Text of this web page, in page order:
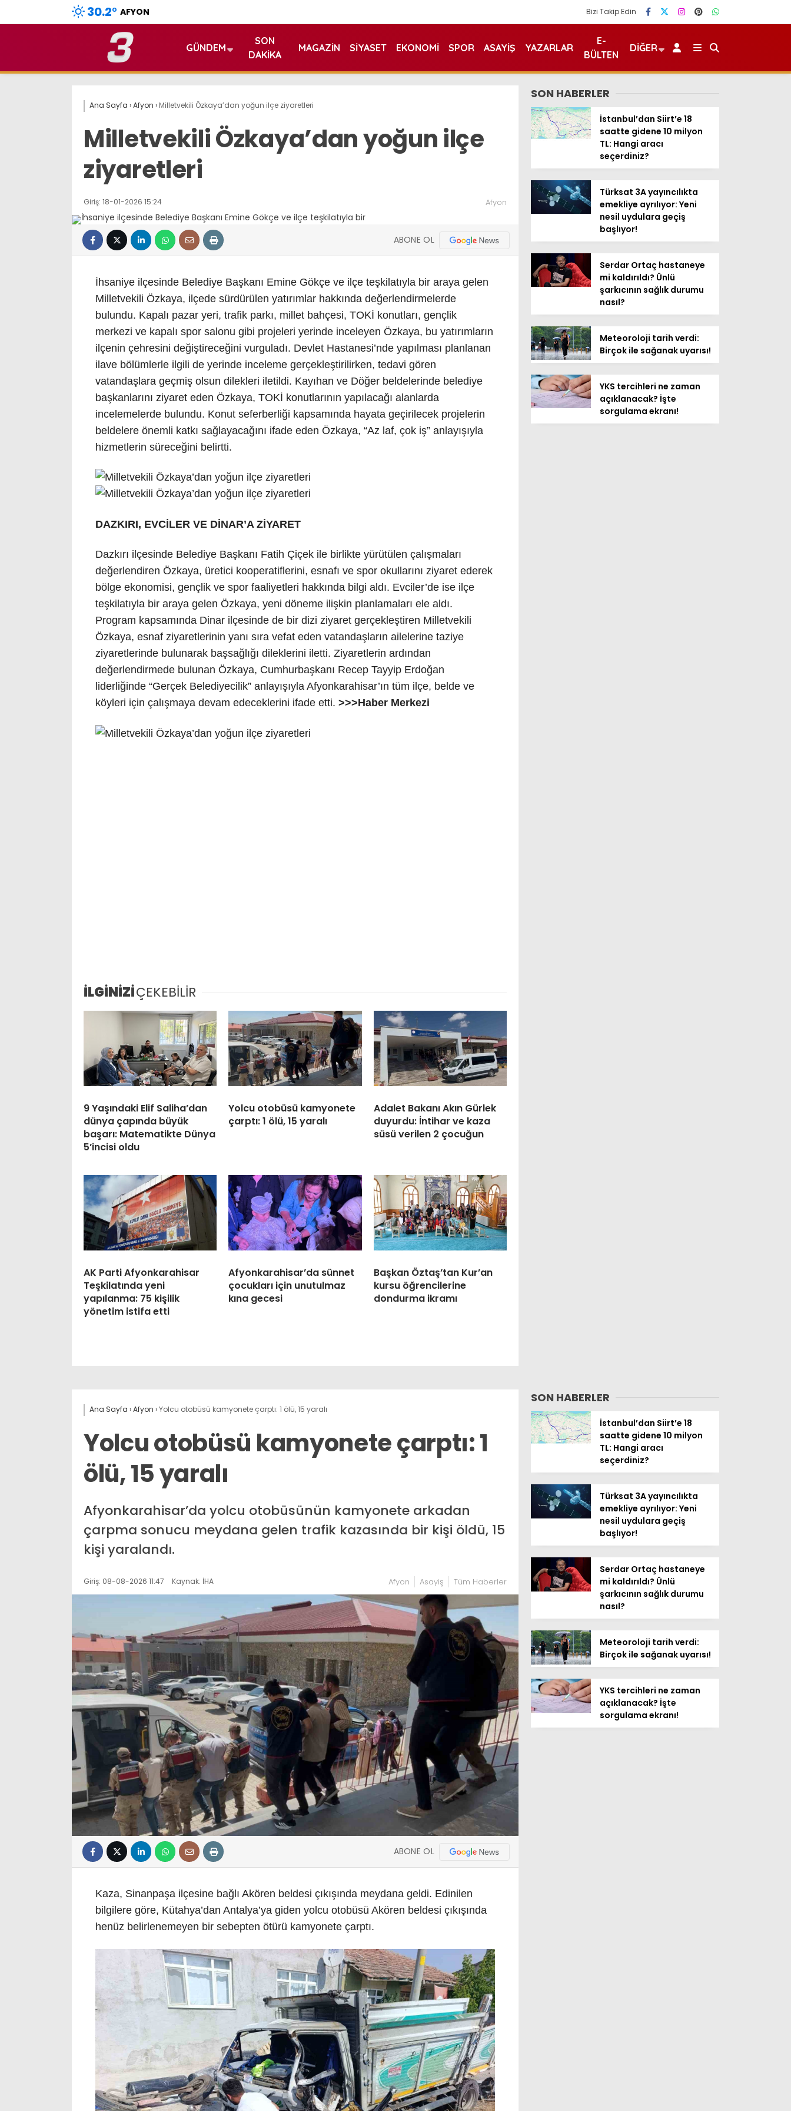
30.2° AFYON Bizi Takip Edin
GÜNDEM
SON
DAKIKA
MAGAZIN SIYASET EKONOMI SPOR ASAYIŞ YAZARLAR
E-
BÜLTEN
DIĞER
Ana Sayfa ›Afyon › Milletvekili Özkaya’dan yoğun ilçe ziyaretleri
Milletvekili Özkaya’dan yoğun ilçe
ziyaretleri
Giriş: 18-01-2026 15:24 Afyon
ABONE OL
İhsaniye ilçesinde Belediye Başkanı Emine Gökçe ve ilçe teşkilatıyla bir araya gelen
Milletvekili Özkaya, ilçede sürdürülen yatırımlar hakkında değerlendirmelerde
bulundu. Kapalı pazar yeri, trafik parkı, millet bahçesi, TOKİ konutları, gençlik
merkezi ve kapalı spor salonu gibi projeleri yerinde inceleyen Özkaya, bu yatırımların
ilçenin çehresini değiştireceğini vurguladı. Devlet Hastanesi’nde yapılması planlanan
ilave bölümlerle ilgili de yerinde inceleme gerçekleştirilirken, tedavi gören
vatandaşlara geçmiş olsun dilekleri iletildi. Kayıhan ve Döğer beldelerinde belediye
başkanlarını ziyaret eden Özkaya, TOKİ konutlarının yapılacağı alanlarda
incelemelerde bulundu. Konut seferberliği kapsamında hayata geçirilecek projelerin
beldelere önemli katkı sağlayacağını ifade eden Özkaya, “Az laf, çok iş” anlayışıyla
hizmetlerin süreceğini belirtti.
DAZKIRI, EVCİLER VE DİNAR’A ZİYARET
Dazkırı ilçesinde Belediye Başkanı Fatih Çiçek ile birlikte yürütülen çalışmaları
değerlendiren Özkaya, üretici kooperatiflerini, esnafı ve spor okullarını ziyaret ederek
bölge ekonomisi, gençlik ve spor faaliyetleri hakkında bilgi aldı. Evciler’de ise ilçe
teşkilatıyla bir araya gelen Özkaya, yeni döneme ilişkin planlamaları ele aldı.
Program kapsamında Dinar ilçesinde de bir dizi ziyaret gerçekleştiren Milletvekili
Özkaya, esnaf ziyaretlerinin yanı sıra vefat eden vatandaşların ailelerine taziye
ziyaretlerinde bulunarak başsağlığı dileklerini iletti. Ziyaretlerin ardından
değerlendirmede bulunan Özkaya, Cumhurbaşkanı Recep Tayyip Erdoğan
liderliğinde “Gerçek Belediyecilik” anlayışıyla Afyonkarahisar’ın tüm ilçe, belde ve
köyleri için çalışmaya devam edeceklerini ifade etti. >>>Haber Merkezi
İLGİNİZİÇEKEBİLİR
9 Yaşındaki Elif Saliha’dan
dünya çapında büyük
başarı: Matematikte Dünya
5’incisi oldu
Yolcu otobüsü kamyonete
çarptı: 1 ölü, 15 yaralı
Adalet Bakanı Akın Gürlek
duyurdu: İntihar ve kaza
süsü verilen 2 çocuğun
AK Parti Afyonkarahisar
Teşkilatında yeni
yapılanma: 75 kişilik
yönetim istifa etti
Afyonkarahisar’da sünnet
çocukları için unutulmaz
kına gecesi
Başkan Öztaş’tan Kur’an
kursu öğrencilerine
dondurma ikramı
SON HABERLER
İstanbul’dan Siirt’e 18
saatte gidene 10 milyon
TL: Hangi aracı
seçerdiniz?
Türksat 3A yayıncılıkta
emekliye ayrılıyor: Yeni
nesil uydulara geçiş
başlıyor!
Serdar Ortaç hastaneye
mi kaldırıldı? Ünlü
şarkıcının sağlık durumu
nasıl?
Meteoroloji tarih verdi:
Birçok ile sağanak uyarısı!
YKS tercihleri ne zaman
açıklanacak? İşte
sorgulama ekranı!
Ana Sayfa ›Afyon ›Yolcu otobüsü kamyonete çarptı: 1 ölü, 15 yaralı
Yolcu otobüsü kamyonete çarptı: 1
ölü, 15 yaralı
Afyonkarahisar’da yolcu otobüsünün kamyonete arkadan
çarpma sonucu meydana gelen trafik kazasında bir kişi öldü, 15
kişi yaralandı.
Giriş: 08-08-2026 11:47 Kaynak: İHA Afyon Asayiş Tüm Haberler
ABONE OL
Kaza, Sinanpaşa ilçesine bağlı Akören beldesi çıkışında meydana geldi. Edinilen
bilgilere göre, Kütahya’dan Antalya’ya giden yolcu otobüsü Akören beldesi çıkışında
henüz belirlenemeyen bir sebepten ötürü kamyonete çarptı.
SON HABERLER
İstanbul’dan Siirt’e 18
saatte gidene 10 milyon
TL: Hangi aracı
seçerdiniz?
Türksat 3A yayıncılıkta
emekliye ayrılıyor: Yeni
nesil uydulara geçiş
başlıyor!
Serdar Ortaç hastaneye
mi kaldırıldı? Ünlü
şarkıcının sağlık durumu
nasıl?
Meteoroloji tarih verdi:
Birçok ile sağanak uyarısı!
YKS tercihleri ne zaman
açıklanacak? İşte
sorgulama ekranı!